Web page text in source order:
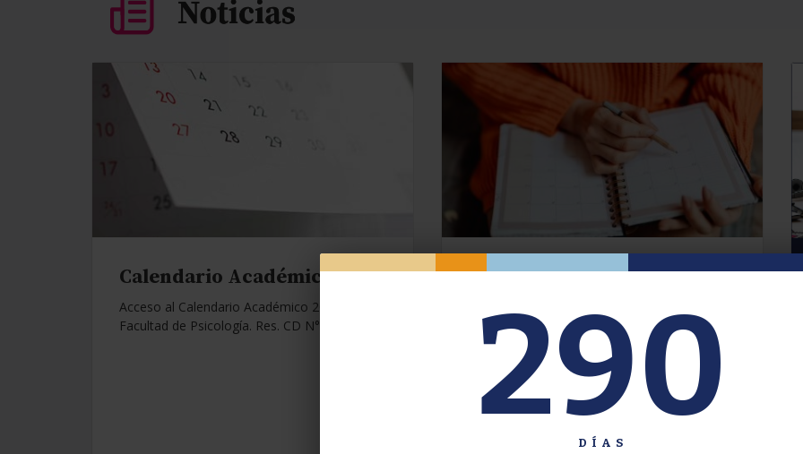
290
DÍAS
Calendario Académico 2026.
Acceso al Calendario Académico 2026 de la
Facultad de Psicología. Res. CD N°1112/25.
Oferta de Grado. Segundo
Inscripción del 30 de julio al 4 de agosto a
través del Sistema Académico